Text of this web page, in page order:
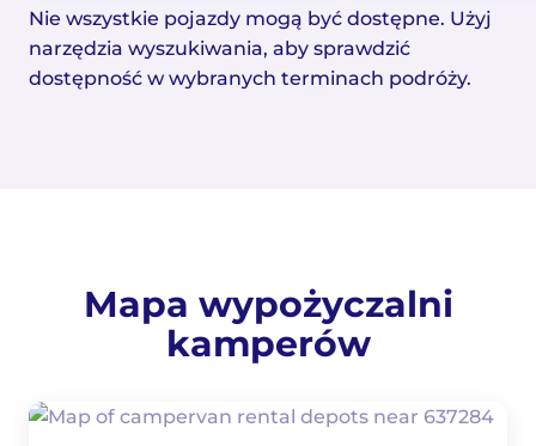
Nie wszystkie pojazdy mogą być dostępne. Użyj
narzędzia wyszukiwania, aby sprawdzić
dostępność w wybranych terminach podróży.
Mapa wypożyczalni
kamperów